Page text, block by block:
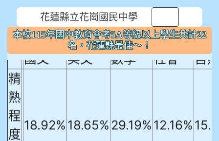
花蓮縣立花崗國民中學
本校115年國中教育會考5A等級以上學生共計22
名，花蓮縣最佳～！
本校115年國中教育會考5A等級以上
學生共計22名，花蓮縣最佳～！
國文
英文 數學 社會
自
精
熟
程
度
18.92% 18.65% 29.19% 12.16%